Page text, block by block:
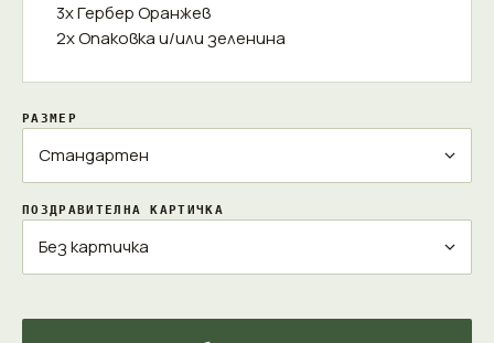
3x Гербер Оранжев
2x Опаковка и/или зеленина
РАЗМЕР
ПОЗДРАВИТЕЛНА КАРТИЧКА